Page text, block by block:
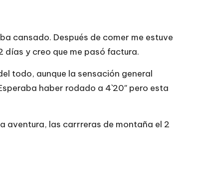
cansado. Después de comer me estuve
y creo que me pasó factura.
todo, aunque la sensación general
haber rodado a 4`20″ pero esta
aventura, las carrreras de montaña el 2